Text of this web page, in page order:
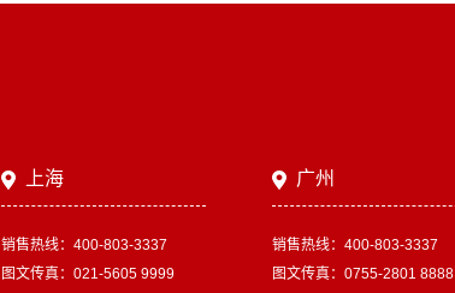
上海
销售热线：400-803-3337
图文传真：021-5605 9999
广州
销售热线：400-803-3337
图文传真：0755-2801 8888